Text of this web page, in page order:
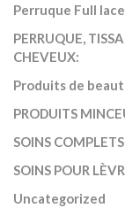
Perruque Full
PERRUQUE,
CHEVEUX:
Produits de
PRODUITS
SOINS
SOINS POUR
Uncategorized